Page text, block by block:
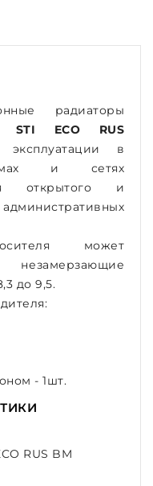
радиаторы
STI ECO RUS
в
и сетях
открытого и
может
незамерзающие
до 9,5.
- 1шт.
RUS BM